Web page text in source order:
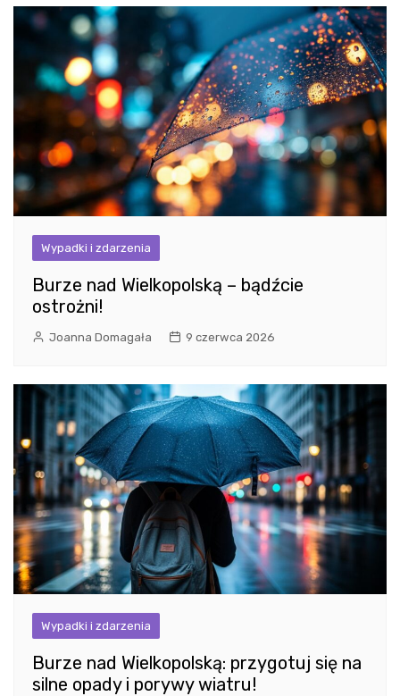
Wypadki i zdarzenia
Burze nad Wielkopolską – bądźcie
ostrożni!
Joanna Domagała 9 czerwca 2026
Wypadki i zdarzenia
Burze nad Wielkopolską: przygotuj się na
silne opady i porywy wiatru!